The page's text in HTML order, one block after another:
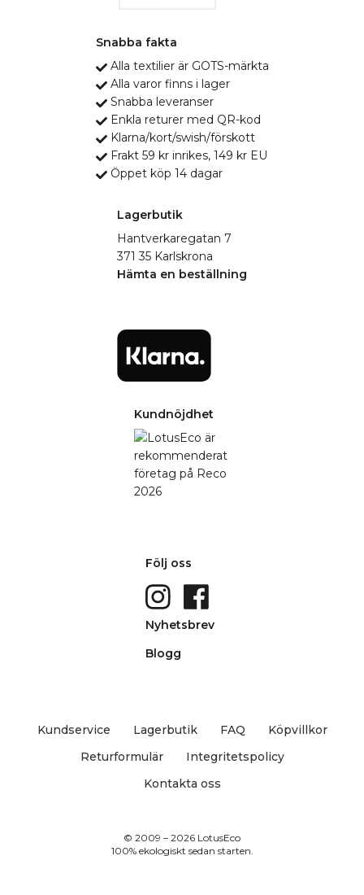
Snabba fakta
Alla textilier är GOTS-märkta
Alla varor finns i lager
Snabba leveranser
Enkla returer med QR-kod
Klarna/kort/swish/förskott
Frakt 59 kr inrikes, 149 kr EU
Öppet köp 14 dagar
Lagerbutik
Hantverkaregatan 7
371 35 Karlskrona
Hämta en beställning
Kundnöjdhet
Följ oss
Nyhetsbrev
Blogg
Kundservice Lagerbutik FAQ
Köpvillkor
Returformulär
Integritetspolicy
Kontakta oss
© 2009 – 2026 LotusEco
100% ekologiskt sedan starten.